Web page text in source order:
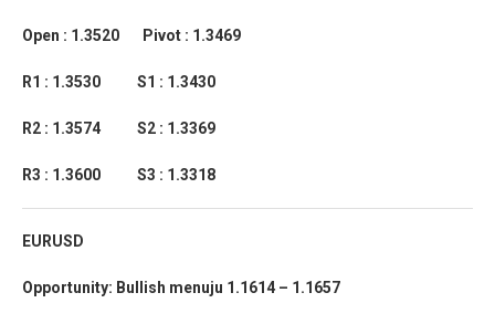
Open : 1.3520 Pivot : 1.3469
R1 : 1.3530 S1 : 1.3430
R2 : 1.3574 S2 : 1.3369
R3 : 1.3600 S3 : 1.3318
EURUSD
Opportunity: Bullish menuju 1.1614 – 1.1657